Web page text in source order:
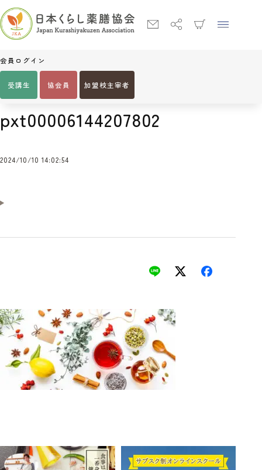
会員ログイン
受講生 協会員 加盟校主宰者
Home pxt00006144207802
pxt00006144207802
2024/10/10 14:02:54